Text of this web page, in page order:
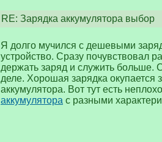
RE: Зарядка аккумулятора выбор
Я долго мучился с дешевыми
устройство. Сразу почувствовал
держать заряд и служить больше.
деле. Хорошая зарядка окупается
аккумулятора. Вот тут есть
аккумулятора с разными